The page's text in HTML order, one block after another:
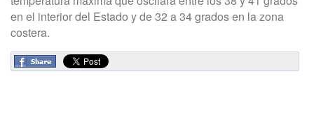
en el interior del Estado y de 32 a 34 grados en la zona
costera.